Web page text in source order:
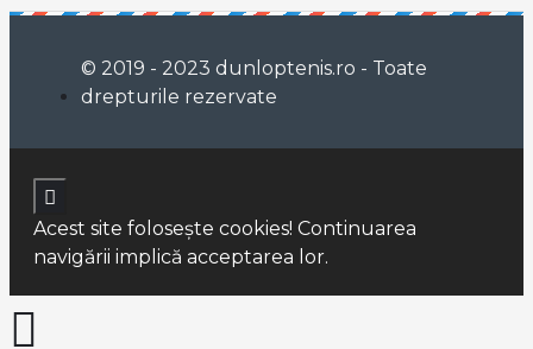
© 2019 - 2023 dunloptenis.ro - Toate
drepturile rezervate
Acest site foloseşte cookies! Continuarea
navigării implică acceptarea lor.